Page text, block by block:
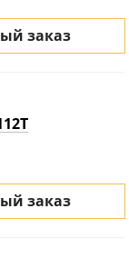
заказ
заказ